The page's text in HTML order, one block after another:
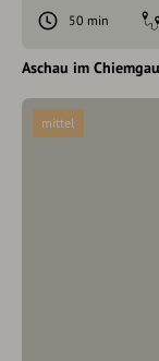
50 min
Aschau im Chiemgau
mittel